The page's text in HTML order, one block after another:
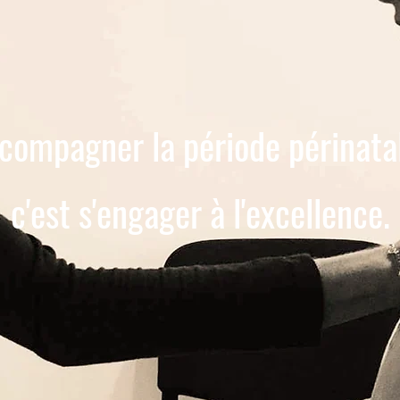
la période
c'est s'engager à l'excellence.